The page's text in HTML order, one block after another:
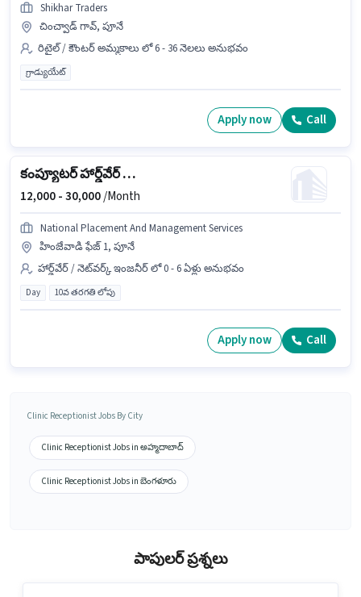
Shikhar Traders
చించ్వాడ్ గావ్, పూనే
రిటైల్ / కౌంటర్ అమ్మకాలు లో 6 - 36 నెలలు అనుభవం
గ్రాడ్యుయేట్
Apply now Call
కంప్యూటర్ హార్డ్‌వేర్ ఇంజనీర్
12,000 -30,000/Month
National Placement And Management Services
హింజేవాడి ఫేజ్ 1, పూనే
హార్డ్‌వేర్ / నెట్‌వర్క్ ఇంజనీర్ లో 0 - 6 ఏళ్లు అనుభవం
Day 10వ తరగతి లోపు
Apply now Call
Clinic Receptionist Jobs By City
Clinic Receptionist Jobs in అహ్మదాబాద్
Clinic Receptionist Jobs in బెంగళూరు
పాపులర్ ప్రశ్నలు